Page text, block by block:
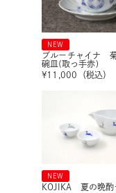
NEW
ブルーチャイナ
碗皿(取っ手赤)
¥11,000 （税込）
NEW
KOJIKA 夏の晩酌